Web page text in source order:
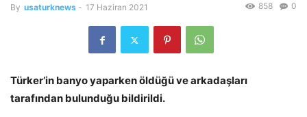
By usaturknews - 17 Haziran 2021 0
858
Türker’in banyo yaparken öldüğü ve arkadaşları
tarafından bulunduğu bildirildi.